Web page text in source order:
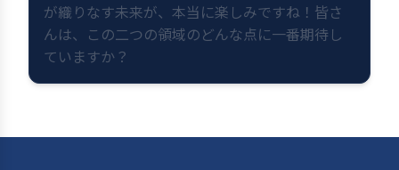
が織りなす未来が、本当に楽しみですね！皆さ
んは、この二つの領域のどんな点に一番期待し
ていますか？